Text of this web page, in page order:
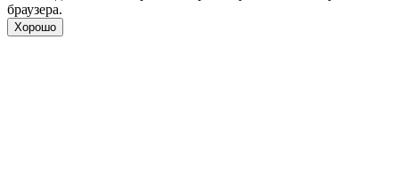
браузера.
Хорошо